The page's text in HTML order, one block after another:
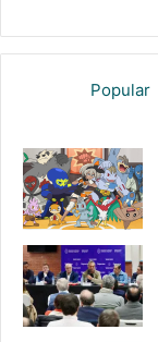
Popular